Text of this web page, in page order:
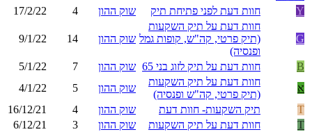
Y חוות דעת לפני פתיחת תיק שוק ההון 4
17/2/22
G
חוות דעת על תיק השקעות
(תיק פרטי, קה"ש, קופות גמל
ופנסיה)
שוק ההון 14
9/1/22
B חוות דעת על תיק לזוג בני 65 שוק ההון 7
5/1/22
א
חוות דעת על תיק השקעות
(תיק פרטי, קה"ש ופנסיה)
שוק ההון 5
4/1/22
T
תיק השקעות- חוות דעת שוק ההון 4
16/12/21
T
חוות דעת על תיק השקעות שוק ההון 3
6/12/21